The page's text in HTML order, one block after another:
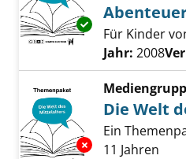
Exemplar-
Für Kinder
Suche nach
Jahr: 2008
Exemplar-
Die Welt
Ein
11 Jahren